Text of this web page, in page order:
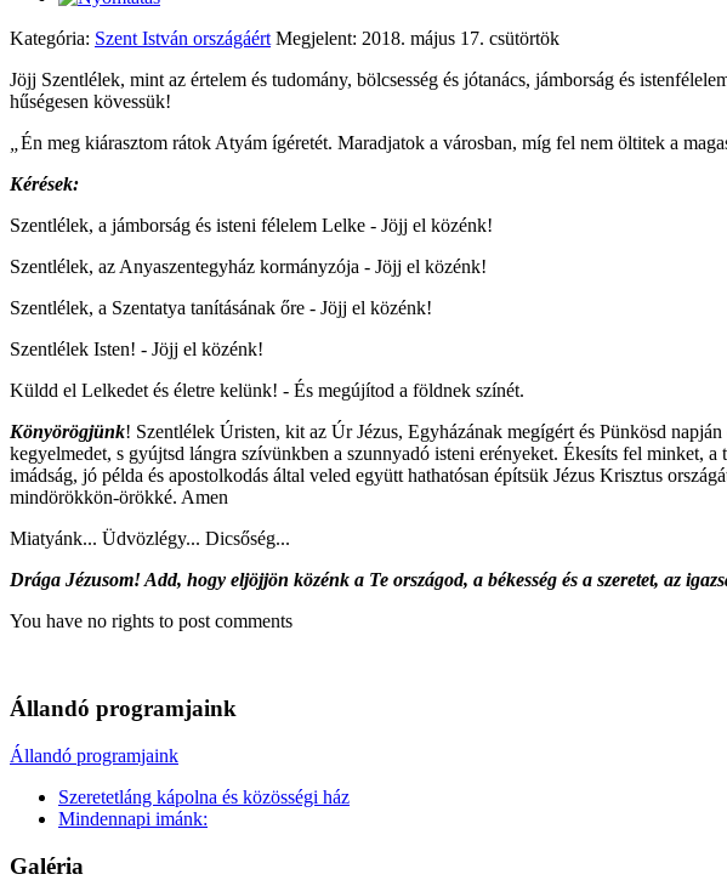
Kategória: Szent István országáért Megjelent: 2018. május 17. csütörtök
Jöjj Szentlélek, mint az értelem és tudomány, bölcsesség és jótanács, jámborság és
hűségesen kövessük!
Én meg kiárasztom rátok Atyám ígéretét. Maradjatok a városban, míg fel nem öltitek a
Kérések:
Szentlélek, a jámborság és isteni félelem Lelke - Jöjj el közénk!
Szentlélek, az Anyaszentegyház kormányzója - Jöjj el közénk!
Szentlélek, a Szentatya tanításának őre - Jöjj el közénk!
Szentlélek Isten! - Jöjj el közénk!
Küldd el Lelkedet és életre kelünk! - És megújítod a földnek színét.
Könyörögjünk! Szentlélek Úristen, kit az Úr Jézus, Egyházának megígért és Pünkösd
kegyelmedet, s gyújtsd lángra szívünkben a szunnyadó isteni erényeket. Ékesíts fel minket,
imádság, jó példa és apostolkodás által veled együtt hathatósan építsük Jézus Krisztus
mindörökkön-örökké. Amen
Miatyánk... Üdvözlégy... Dicsőség...
Drága Jézusom! Add, hogy eljöjjön közénk a Te országod, a békesség és a szeretet, az
You have no rights to post comments
Állandó programjaink
Állandó programjaink
Szeretetláng kápolna és közösségi ház
Mindennapi imánk:
Galéria